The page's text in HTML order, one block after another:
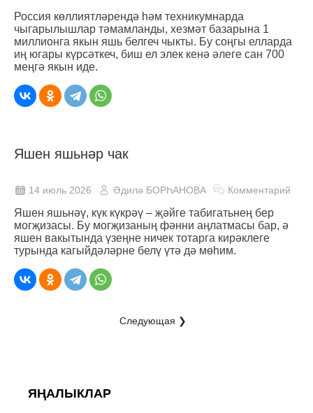
Россия көллиятләрендә һәм техникумнарда
чыгарылышлар тәмамланды, хезмәт базарына 1
миллионга якын яшь белгеч чыкты. Бу соңгы елларда
иң югары күрсәткеч, биш ел элек кенә әлеге сан 700
меңгә якын иде.
Яшен яшьнәр чак
14 июль 2026 Әдилә БОРҺАНОВА Комментарий
Яшен яшьнәү, күк күкрәү – җәйге табигатьнең бер
могҗизасы. Бу могҗизаның фәнни аңлатмасы бар, ә
яшен вакытында үзеңне ничек тотарга кирәклеге
турында кагыйдәләрне белү үтә дә мөһим.
Следующая ❯
ЯҢАЛЫКЛАР